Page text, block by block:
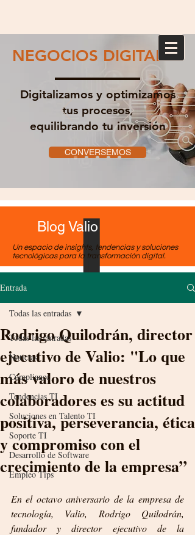
NEGOCIOS DIGITALES
Digitalizamos y optimizamos
tus procesos,
equilibrando tu inversión
CONVERSEMOS
Blog Valio
Un espacio de insights, tendencias y soluciones
tecnológicas para la transformación digital.
Entrada
Todas las entradas
Noticias
Compliance
Tendencias TI
Soluciones en Talento TI
Soporte TI
Desarrollo de Software
Empleo Tips
Todas las entradas
Rodrigo Quilodrán, director
ejecutivo de Valio: "Lo que
más valoro de nuestros
colaboradores es su actitud
positiva, perseverancia, ética
y compromiso con el
crecimiento de la empresa”
En el octavo aniversario de la empresa de
tecnología, Valio, Rodrigo Quilodrán,
fundador y director ejecutivo de la